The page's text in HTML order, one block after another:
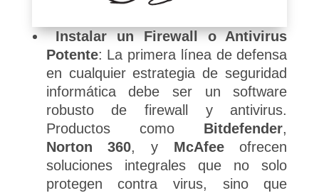
Instalar un Firewall o Antivirus
Potente: La primera línea de defensa
en cualquier estrategia de seguridad
informática debe ser un software
robusto de firewall y antivirus.
Productos como Bitdefender,
Norton 360, y McAfeeofrecen
soluciones integrales que no solo
protegen contra virus, sino que